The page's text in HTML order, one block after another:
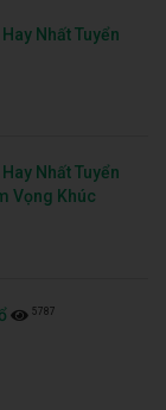
Nhất Tuyển
Nhất Tuyển
Vọng Khúc
5787